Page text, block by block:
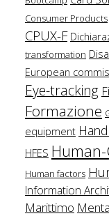
Consumer Products
CPUX-F
transformation
European
Eye-tracking
Formazione
equipment
HFES
Human factors
Information
Marittimo